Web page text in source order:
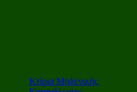
Κτίρια Μηδενικής